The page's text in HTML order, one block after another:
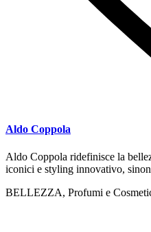
Aldo Coppola
Aldo Coppola ridefinisce la
iconici e styling innovativo,
BELLEZZA, Profumi e